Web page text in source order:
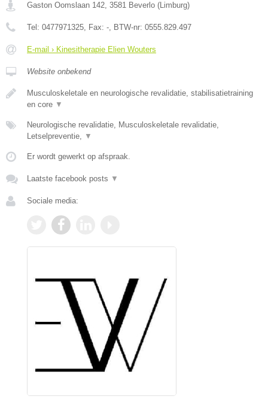
Gaston Oomslaan 142, 3581 Beverlo (Limburg)
Tel: 0477971325, Fax: -, BTW-nr: 0555.829.497
E-mail › Kinesitherapie Elien Wouters
Website onbekend
Musculoskeletale en neurologische revalidatie, stabilisatietraining
en core ▼
Neurologische revalidatie, Musculoskeletale revalidatie,
Letselpreventie, ▼
Er wordt gewerkt op afspraak.
Laatste facebook posts ▼
Sociale media: